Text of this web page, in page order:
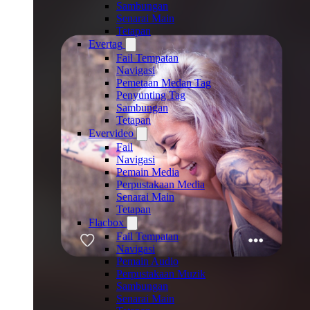
Sambungan
Senarai Main
Tetapan
Evertag
Fail Tempatan
Navigasi
Pemetaan Medan Tag
Penyunting Tag
Sambungan
Tetapan
Evervideo
Fail
Navigasi
Pemain Media
Perpustakaan Media
Senarai Main
Tetapan
Flacbox
Fail Tempatan
Navigasi
Pemain Audio
Perpustakaan Muzik
Sambungan
Senarai Main